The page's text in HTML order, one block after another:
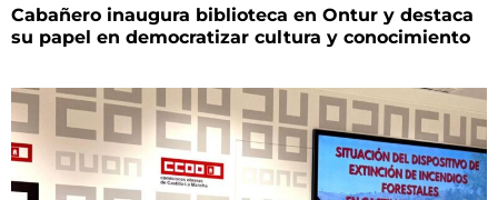
Cabañero inaugura biblioteca en Ontur y destaca
su papel en democratizar cultura y conocimiento